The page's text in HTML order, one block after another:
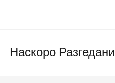
Наскоро Разгедани